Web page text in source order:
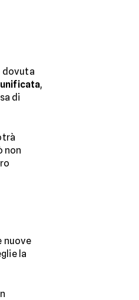
dovuta
,
di
non
nuove
la